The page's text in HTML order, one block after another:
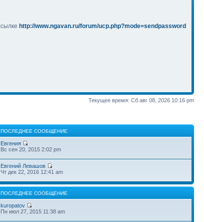
http://www.ngavan.ru/forum/ucp.php?mode=sendpassword
Текущее время: Сб авг 08, 2026 10:16 pm
ПОСЛЕДНЕЕ СООБЩЕНИЕ
Евгения
Вс сен 20, 2015 2:02 pm
Евгений Левашов
Чт дек 22, 2016 12:41 am
ПОСЛЕДНЕЕ СООБЩЕНИЕ
kuropatov
Пн июл 27, 2015 11:38 am